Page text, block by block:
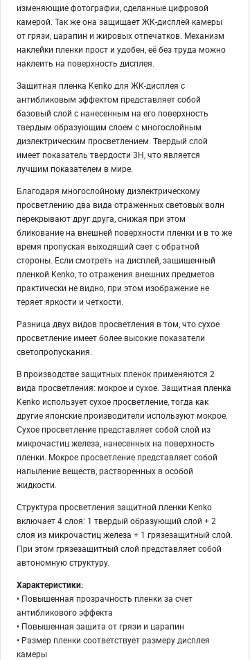
изменяющие фотографии, сделанные цифровой
камерой. Так же она защищает ЖК-дисплей камеры
от грязи, царапин и жировых отпечатков. Механизм
наклейки пленки прост и удобен, её без труда можно
наклеить на поверхность дисплея.
Защитная пленка Kenko для ЖК-дисплея с
антибликовым эффектом представляет собой
базовый слой с нанесенным на его поверхность
твердым образующим слоем с многослойным
диэлектрическим просветлением. Твердый слой
имеет показатель твердости 3H, что является
лучшим показателем в мире.
Благодаря многослойному диэлектрическому
просветлению два вида отраженных световых волн
перекрывают друг друга, снижая при этом
бликование на внешней поверхности пленки и в то же
время пропуская выходящий свет с обратной
стороны. Если смотреть на дисплей, защищенный
пленкой Kenko, то отражения внешних предметов
практически не видно, при этом изображение не
теряет яркости и четкости.
Разница двух видов просветления в том, что сухое
просветление имеет более высокие показатели
светопропускания.
В производстве защитных пленок применяются 2
вида просветления: мокрое и сухое. Защитная пленка
Kenko использует сухое просветление, тогда как
другие японские производители используют мокрое.
Сухое просветление представляет собой слой из
микрочастиц железа, нанесенных на поверхность
пленки. Мокрое просветление представляет собой
напыление веществ, растворенных в особой
жидкости.
Структура просветления защитной пленки Kenko
включает 4 слоя: 1 твердый образующий слой + 2
слоя из микрочастиц железа + 1 грязезащитный слой.
При этом грязезащитный слой представляет собой
автономную структуру.
Характеристики:
• Повышенная прозрачность пленки за счет
антибликового эффекта
• Повышенная защита от грязи и царапин
• Размер пленки соответствует размеру дисплея
камеры